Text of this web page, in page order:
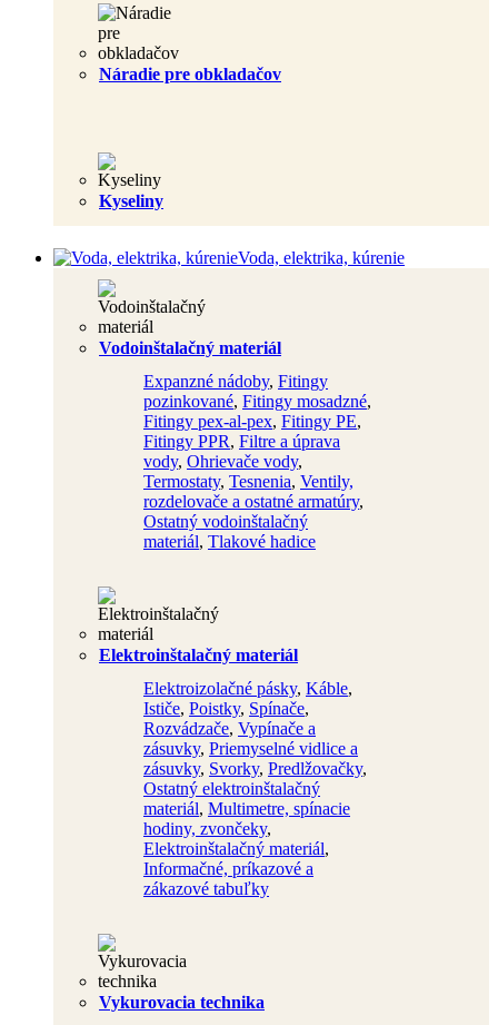
Náradie pre obkladačov
Kyseliny
Voda, elektrika, kúrenie
Vodoinštalačný materiál
Expanzné nádoby, Fitingy
pozinkované, Fitingy mosadzné,
Fitingy pex-al-pex, Fitingy PE,
Fitingy PPR, Filtre a úprava
vody, Ohrievače vody,
Termostaty, Tesnenia, Ventily,
rozdelovače a ostatné armatúry,
Ostatný vodoinštalačný
materiál, Tlakové hadice
Elektroinštalačný materiál
Elektroizolačné pásky, Káble,
Ističe, Poistky, Spínače,
Rozvádzače, Vypínače a
zásuvky, Priemyselné vidlice a
zásuvky, Svorky, Predlžovačky,
Ostatný elektroinštalačný
materiál, Multimetre, spínacie
hodiny, zvončeky,
Elektroinštalačný materiál,
Informačné, príkazové a
zákazové tabuľky
Vykurovacia technika